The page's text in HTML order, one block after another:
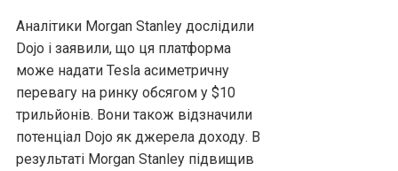
Аналітики Morgan Stanley дослідили
Dojo і заявили, що ця платформа
може надати Tesla асиметричну
перевагу на ринку обсягом у $10
трильйонів. Вони також відзначили
потенціал Dojo як джерела доходу. В
результаті Morgan Stanley підвищив